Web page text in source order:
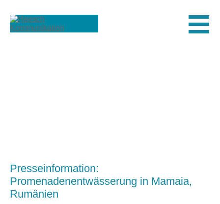
Presseinformation:
Promenadenentwässerung in Mamaia,
Rumänien